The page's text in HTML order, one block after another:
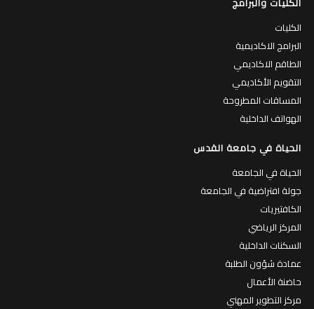
الكليات
البرامج الاكاديمية
الطاقم الاكاديمي
التقويم الأكاديمي
المساقات المطروحة
الهواتف الداخلية
الحياة في جامعة القدس
الحياة في الجامعة
جولة افتراضية في الجامعة
الكافتيريات
المركز الرياضي
السكنات الداخلية
عمادة شؤون الطلبة
حاضنة الأعمال
مركز التطوير المهني